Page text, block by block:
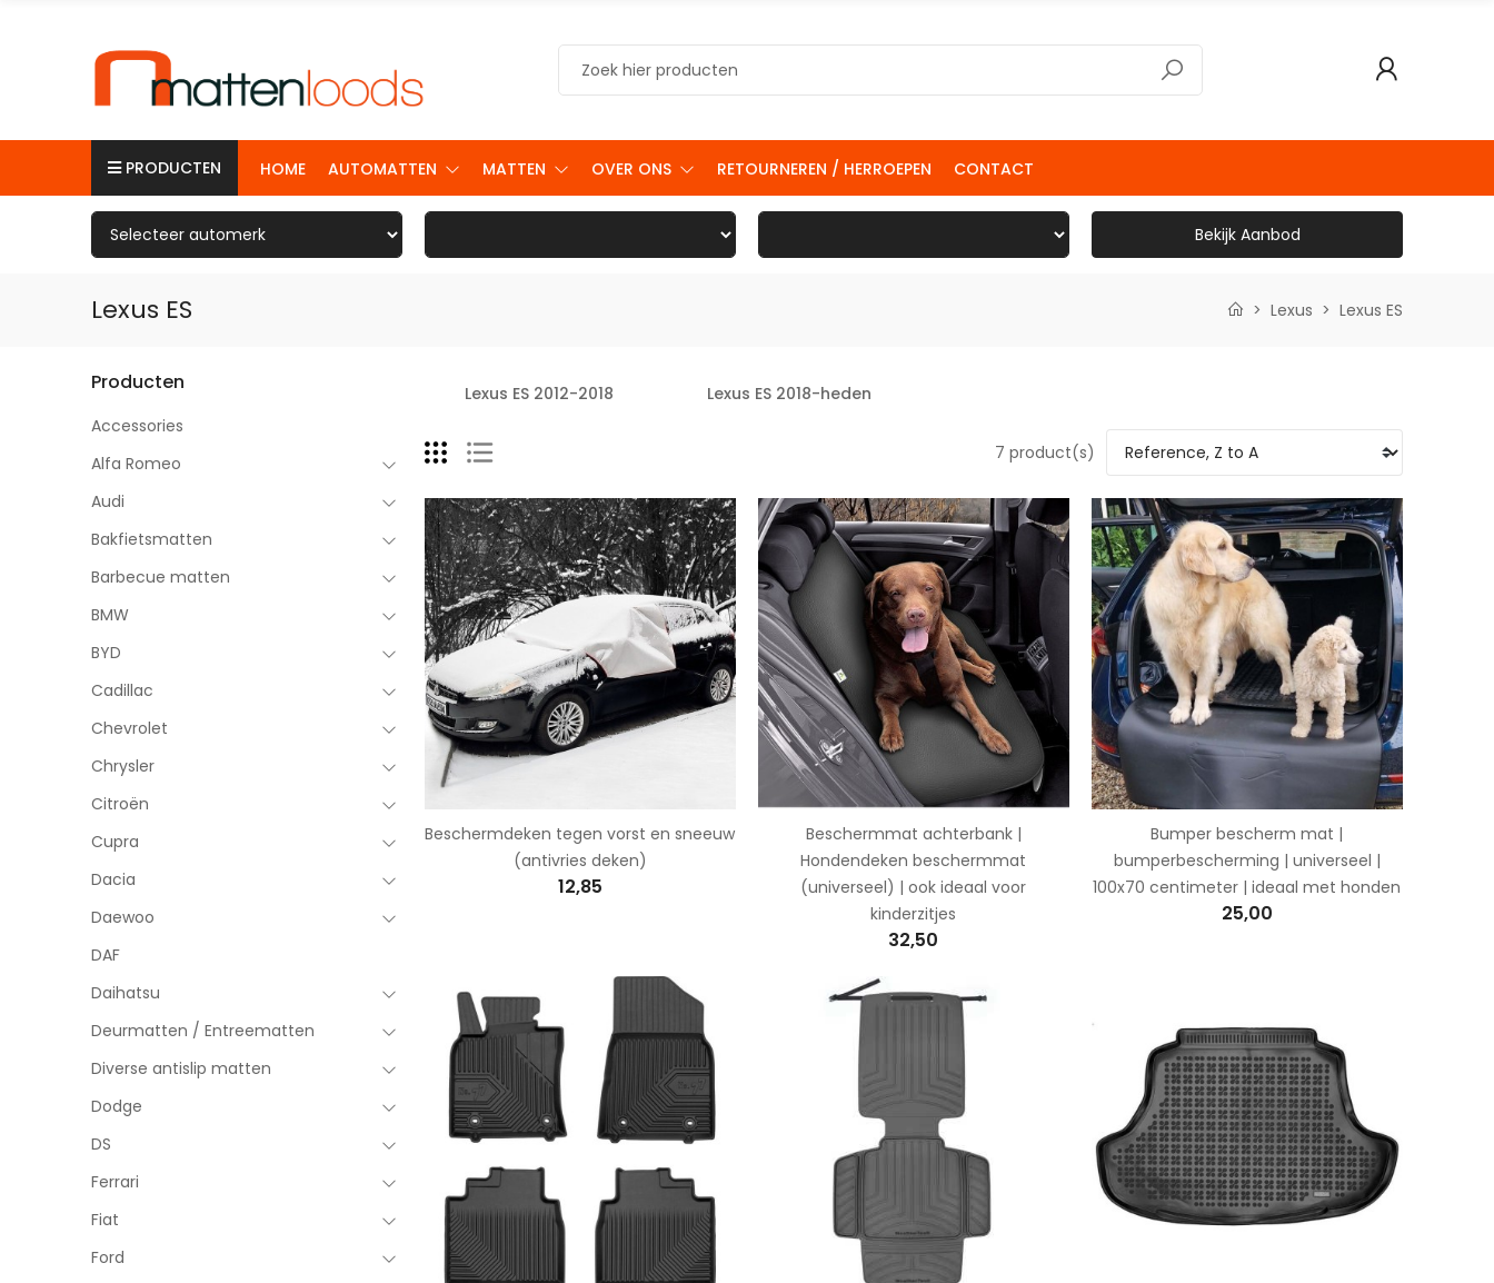
PRODUCTEN HOME AUTOMATTEN MATTEN OVER ONS RETOURNEREN / HERROEPEN CONTACT
Bekijk Aanbod
Lexus ES Lexus Lexus ES
Producten
Accessories
Alfa Romeo
Audi
Bakfietsmatten
Barbecue matten
BMW
BYD
Cadillac
Chevrolet
Chrysler
Citroën
Cupra
Dacia
Daewoo
DAF
Daihatsu
Deurmatten / Entreematten
Diverse antislip matten
Dodge
DS
Ferrari
Fiat
Ford
Lexus ES 2012-2018 Lexus ES 2018-heden
7 product(s)
Beschermdeken tegen vorst en sneeuw
(antivries deken)
12,85
Beschermmat achterbank |
Hondendeken beschermmat
(universeel) | ook ideaal voor
kinderzitjes
32,50
Bumper bescherm mat |
bumperbescherming | universeel |
100x70 centimeter | ideaal met honden
25,00